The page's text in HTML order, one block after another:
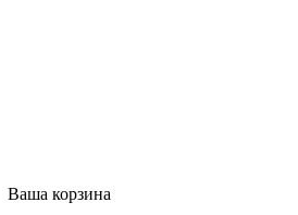
Ваша корзина